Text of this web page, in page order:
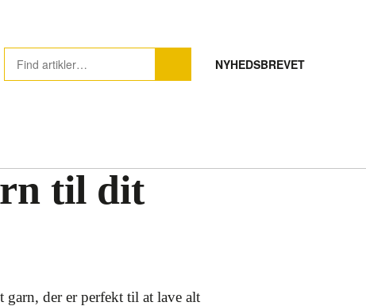
NYHEDSBREVET
til dit
der er perfekt til at lave alt